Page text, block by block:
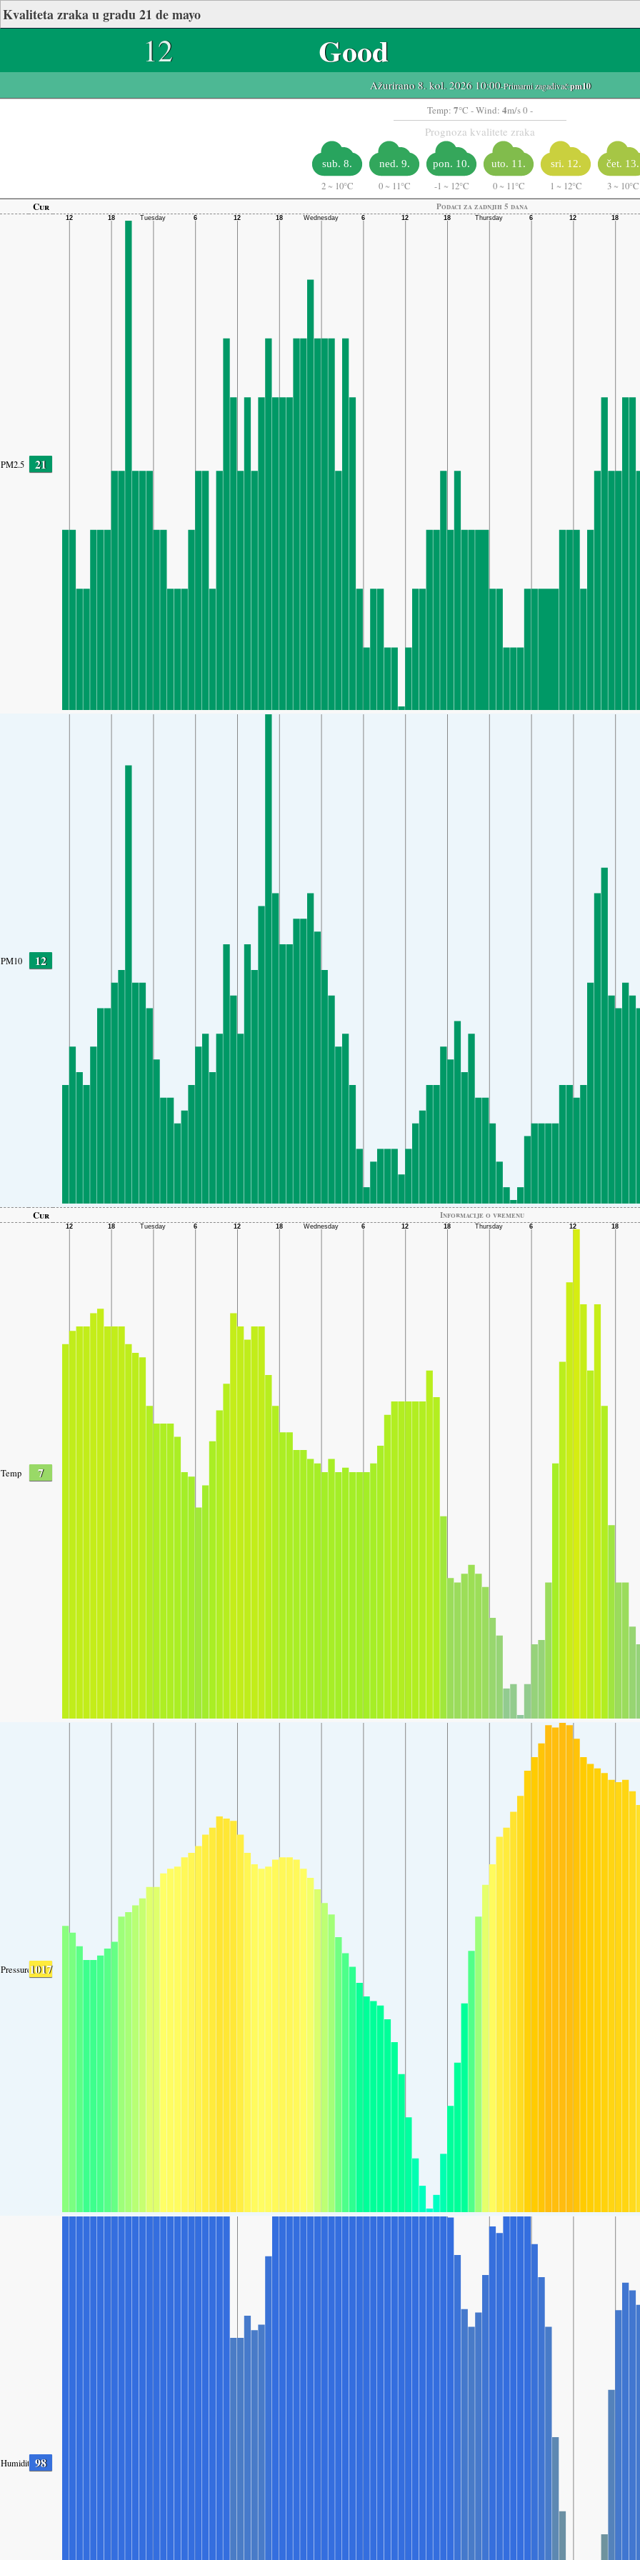
Kvaliteta zraka u gradu 21 de mayo
12 Good
Ažurirano 8. kol. 2026 10:00-Primarni zagađivač:pm10
Temp: 7°C - Wind: 4m/s 0 -
Prognoza kvalitete zraka
sub. 8.
2 ~ 10°C
ned. 9.
0 ~ 11°C
pon. 10.
-1 ~ 12°C
uto. 11.
0 ~ 11°C
sri. 12.
1 ~ 12°C
čet. 13.
3 ~ 10°C
Cur
Podaci za zadnjih 5 dana
PM2.5 21
PM10 12
Cur Informacije o vremenu
Temp 7
Pressure1017
Humidity 98